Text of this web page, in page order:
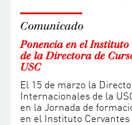
Comunicado
Ponencia en el
de la Directora de
USC
El 15 de marzo la
Internacionales de la
en la Jornada de
en el Instituto Cervantes